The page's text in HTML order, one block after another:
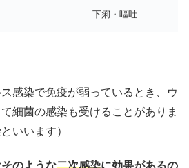
下痢・嘔吐
感染で免疫が弱っているとき、ウ
細菌の感染も受けることがありま
いいます）